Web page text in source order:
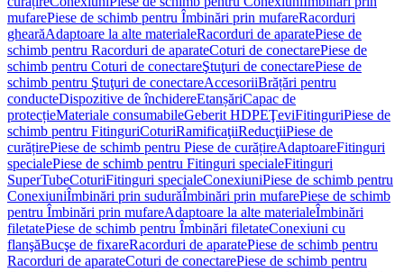
mufarePiese de schimb pentru Îmbinări prin mufareRacorduri
ghearăAdaptoare la alte materialeRacorduri de aparatePiese de
schimb pentru Racorduri de aparateCoturi de conectarePiese de
schimb pentru Coturi de conectareŞtuţuri de conectarePiese de
schimb pentru Ştuţuri de conectareAccesoriiBrățări pentru
conducteDispozitive de închidereEtanșăriCapac de
protecțieMateriale consumabileGeberit HDPEŢeviFitinguriPiese de
schimb pentru FitinguriCoturiRamificaţiiReducţiiPiese de
curățirePiese de schimb pentru Piese de curățireAdaptoareFitinguri
specialePiese de schimb pentru Fitinguri specialeFitinguri
SuperTubeCoturiFitinguri specialeConexiuniPiese de schimb pentru
ConexiuniÎmbinări prin sudurăÎmbinări prin mufarePiese de schimb
pentru Îmbinări prin mufareAdaptoare la alte materialeÎmbinări
filetatePiese de schimb pentru Îmbinări filetateConexiuni cu
flanşăBucşe de fixareRacorduri de aparatePiese de schimb pentru
Racorduri de aparateCoturi de conectarePiese de schimb pentru